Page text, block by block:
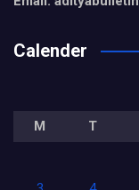
Calender
M T